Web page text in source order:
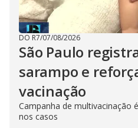
DO R7/07/08/2026
São Paulo
sarampo e
vacinação
Campanha de multivacinação
nos casos